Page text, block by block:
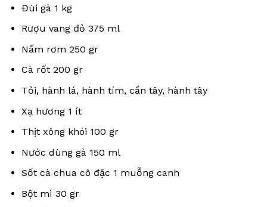
Đùi gà 1 kg
Rượu vang đỏ 375 ml
Nấm rơm 250 gr
Cà rốt 200 gr
Tỏi, hành lá, hành tím, cần tây, hành tây
Xạ hương 1 ít
Thịt xông khói 100 gr
Nước dùng gà 150 ml
Sốt cà chua cô đặc 1 muỗng canh
Bột mì 30 gr